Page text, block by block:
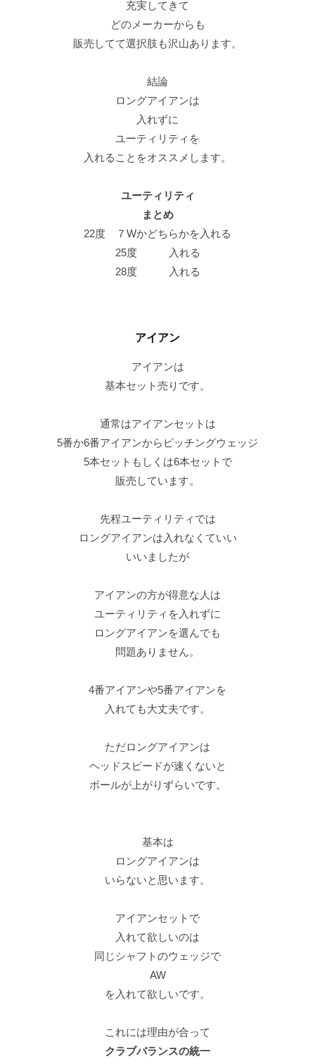
充実してきて
どのメーカーからも
販売してて選択肢も沢山あります。
結論
ロングアイアンは
入れずに
ユーティリティを
入れることをオススメします。
ユーティリティ
まとめ
22度 ７Wかどちらかを入れる
25度 入れる
28度 入れる
アイアン
アイアンは
基本セット売りです。
通常はアイアンセットは
5番か6番アイアンからピッチングウェッジ
5本セットもしくは6本セットで
販売しています。
先程ユーティリティでは
ロングアイアンは入れなくていい
いいましたが
アイアンの方が得意な人は
ユーティリティを入れずに
ロングアイアンを選んでも
問題ありません。
4番アイアンや5番アイアンを
入れても大丈夫です。
ただロングアイアンは
ヘッドスピードが速くないと
ボールが上がりずらいです。
基本は
ロングアイアンは
いらないと思います。
アイアンセットで
入れて欲しいのは
同じシャフトのウェッジで
AW
を入れて欲しいです。
これには理由が合って
クラブバランスの統一